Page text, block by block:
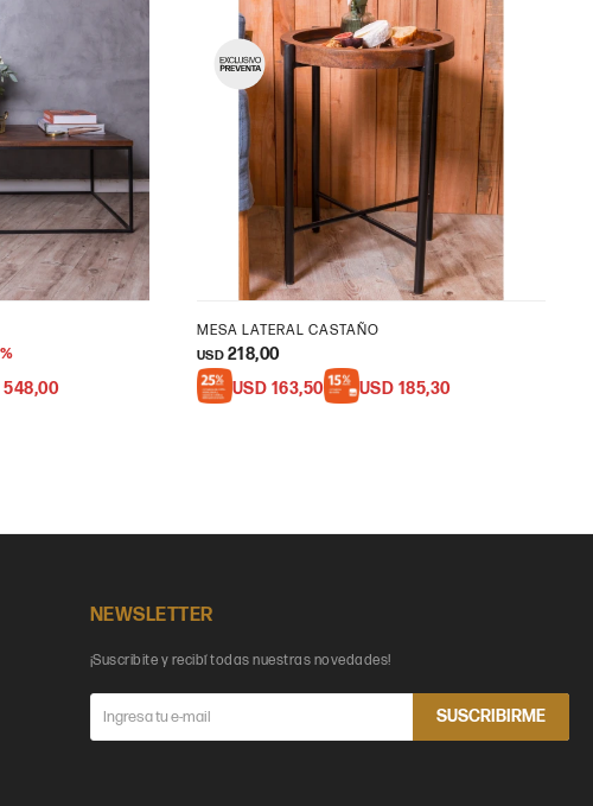
548,00
MESA LATERAL CASTAÑO
USD 218,00
USD 163,50 USD 185,30
NEWSLETTER
¡Suscribite y recibí todas nuestras novedades!
SUSCRIBIRME